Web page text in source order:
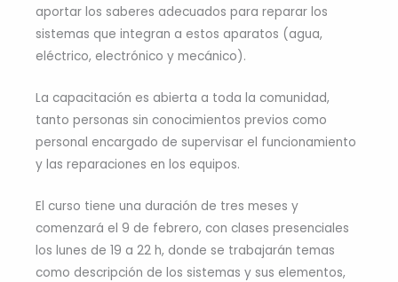
aportar los saberes adecuados para reparar los
sistemas que integran a estos aparatos (agua,
eléctrico, electrónico y mecánico).
La capacitación es abierta a toda la comunidad,
tanto personas sin conocimientos previos como
personal encargado de supervisar el funcionamiento
y las reparaciones en los equipos.
El curso tiene una duración de tres meses y
comenzará el 9 de febrero, con clases presenciales
los lunes de 19 a 22 h, donde se trabajarán temas
como descripción de los sistemas y sus elementos,